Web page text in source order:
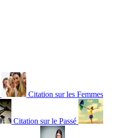
Citation sur les Femmes
Citation sur le Passé